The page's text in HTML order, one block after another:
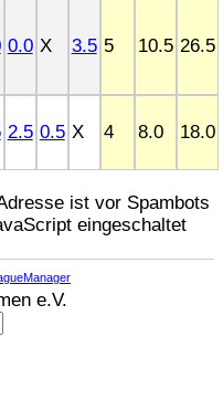
0.0 X 3.5 5 10.5 26.5
2.5 0.5 X 4 8.0 18.0
ist vor Spambots
eingeschaltet
e.V.